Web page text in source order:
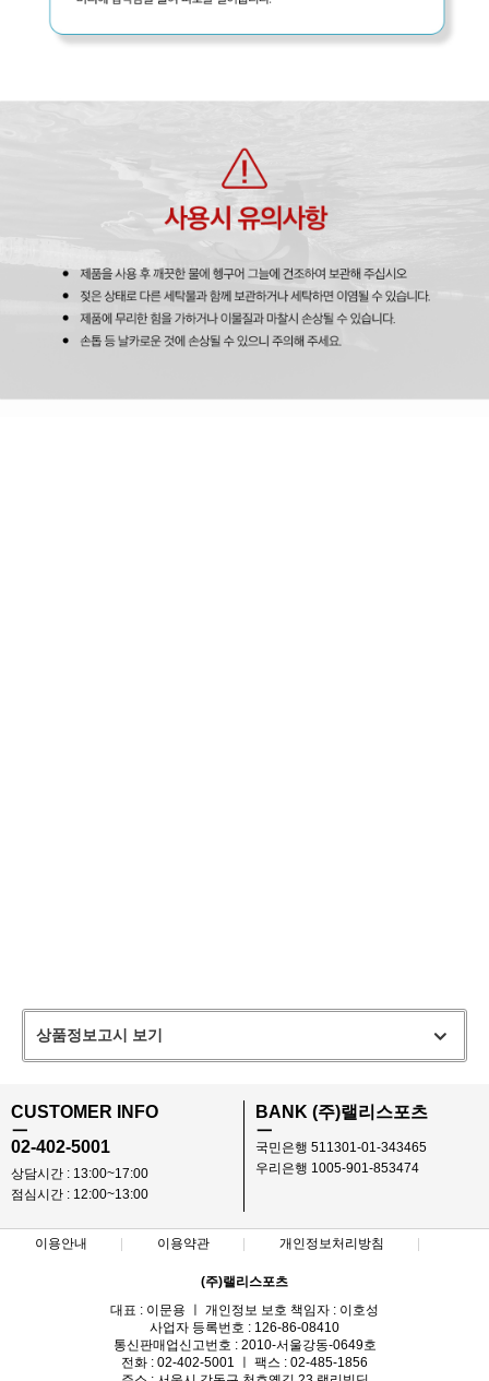
상품정보고시 보기
CUSTOMER INFO
ㅡ
02-402-5001
상담시간 : 13:00~17:00
점심시간 : 12:00~13:00
BANK (주)랠리스포츠
ㅡ
국민은행 511301-01-343465
우리은행 1005-901-853474
이용안내 이용약관 개인정보처리방침
(주)랠리스포츠
대표 : 이문용 ㅣ 개인정보 보호 책임자 : 이호성
사업자 등록번호 : 126-86-08410
통신판매업신고번호 : 2010-서울강동-0649호
전화 : 02-402-5001 ㅣ 팩스 : 02-485-1856